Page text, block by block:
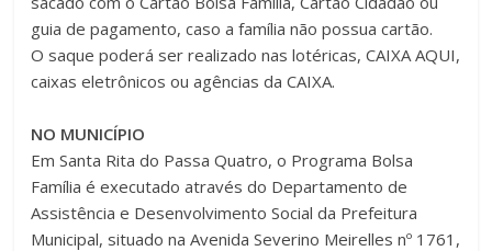
guia de pagamento, caso a família não possua cartão.
O saque poderá ser realizado nas lotéricas, CAIXA AQUI,
caixas eletrônicos ou agências da CAIXA.
NO MUNICÍPIO
Em Santa Rita do Passa Quatro, o Programa Bolsa
Família é executado através do Departamento de
Assistência e Desenvolvimento Social da Prefeitura
Municipal, situado na Avenida Severino Meirelles nº 1761,